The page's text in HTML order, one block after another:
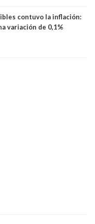
contuvo la inflación:
variación de 0,1%